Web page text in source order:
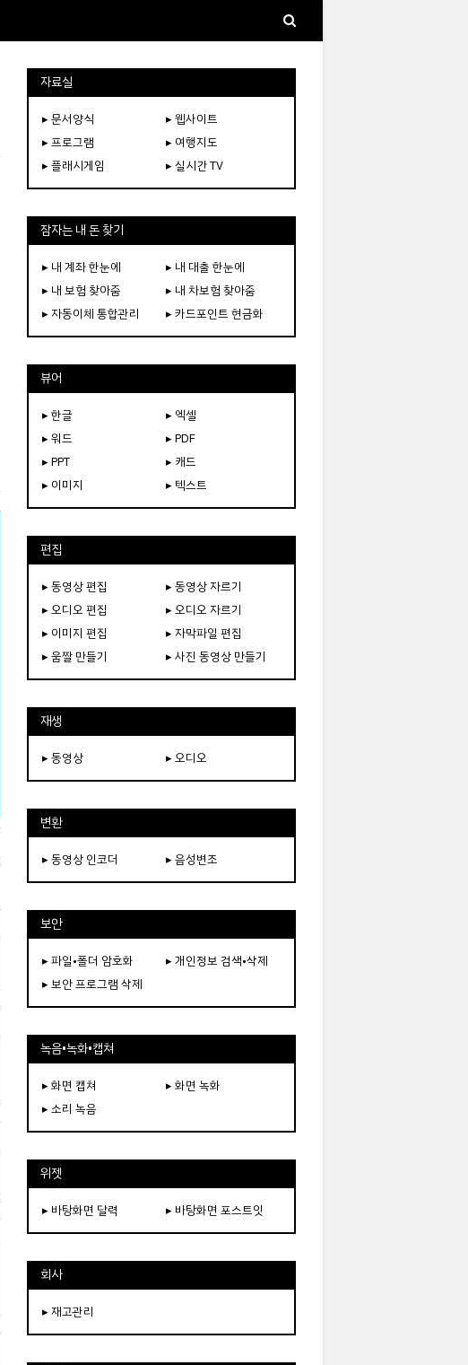
자료실
▸ 문서양식
▸ 웹사이트
▸ 프로그램
▸ 여행지도
▸ 플래시게임
▸ 실시간 TV
잠자는 내 돈 찾기
▸ 내 계좌 한눈에
▸ 내 대출 한눈에
▸ 내 보험 찾아줌
▸ 내 차보험 찾아줌
▸ 자동이체 통합관리
▸ 카드포인트 현금화
뷰어
▸ 한글
▸ 엑셀
▸ 워드
▸ PDF
▸ PPT
▸ 캐드
▸ 이미지
▸ 텍스트
편집
▸ 동영상 편집
▸ 동영상 자르기
▸ 오디오 편집
▸ 오디오 자르기
▸ 이미지 편집
▸ 자막파일 편집
▸ 움짤 만들기
▸ 사진 동영상 만들기
재생
▸ 동영상 ▸ 오디오
변환
▸ 동영상 인코더 ▸ 음성변조
보안
▸ 파일•폴더 암호화
▸ 개인정보 검색•삭제
▸ 보안 프로그램 삭제
녹음•녹화•캡쳐
▸ 화면 캡쳐
▸ 화면 녹화
▸ 소리 녹음
위젯
▸ 바탕화면 달력 ▸ 바탕화면 포스트잇
회사
▸ 재고관리